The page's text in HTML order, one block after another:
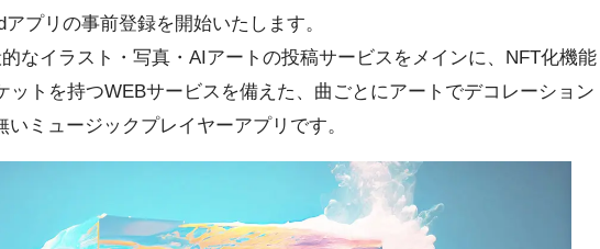
プリの事前登録を開始いたします。
的なイラスト・写真・AIアートの投稿サービスをメインに、NFT化機能
ットを持つWEBサービスを備えた、曲ごとにアートでデコレーション
ミュージックプレイヤーアプリです。